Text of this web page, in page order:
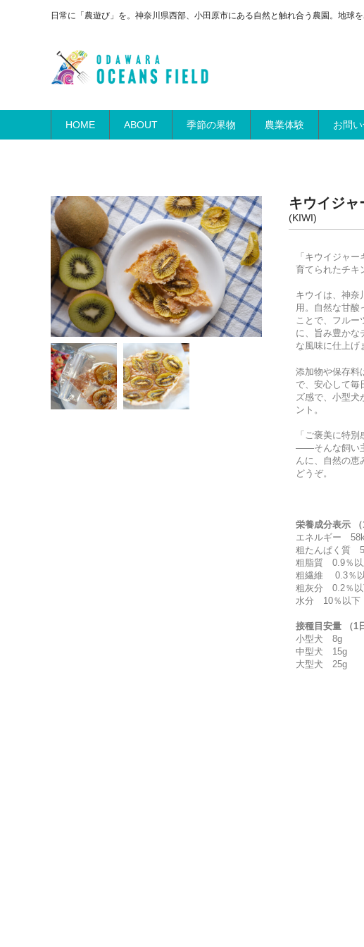
日常に「農遊び」を。神奈川県西部、小田原市にある自然と触れ合う農園。地球
HOME ABOUT 季節の果物 農業体験 お問
キウイジャ
(KIWI)
「キウイジャ
育てられたチキ
キウイは、神奈
用。自然な甘酸
ことで、フルー
に、旨み豊かな
な風味に仕上げ
添加物や保存料
で、安心して毎
ズ感で、小型犬
ント。
「ご褒美に特
――そんな飼い
んに、自然の恵
どうぞ。
栄養成分表示 （
エネルギー
粗たんぱく質
粗脂質 0.9％以
粗繊維 0.3％
粗灰分 0.2％以
水分 10％以下
接種目安量 （1
小型犬 8g
中型犬 15g
大型犬 25g